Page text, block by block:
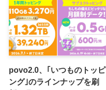
povo2.0、｢いつものトッピ
ング｣のラインナップを刷